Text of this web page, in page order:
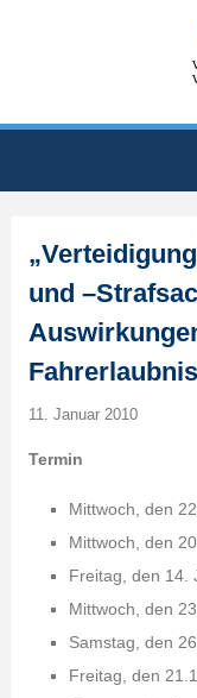
und
11. Januar 2010
Termin
Mittwoch, den
Mittwoch, den
Freitag, den 14.
Mittwoch, den
Samstag, den
Freitag, den